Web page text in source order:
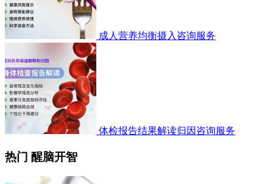
成人营养均衡摄入咨询服务
体检报告结果解读归因咨询服务
热门 醒脑开智